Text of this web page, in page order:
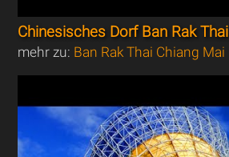
Chinesisches Dorf Ban Rak Thai
mehr zu: Ban Rak Thai Chiang Mai